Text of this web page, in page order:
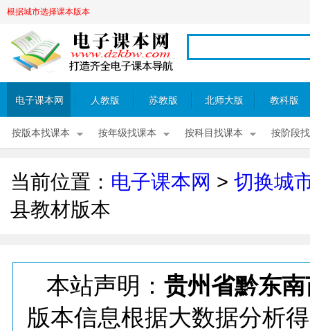
根据城市选择课本版本
电子课本网 人教版 苏教版 北师大版 教科版
按版本找课本 按年级找课本 按科目找课本 按阶段
当前位置： 电子课本网 > 切换城
县教材版本
本站声明： 贵州省黔东
版本信息根据大数据分析